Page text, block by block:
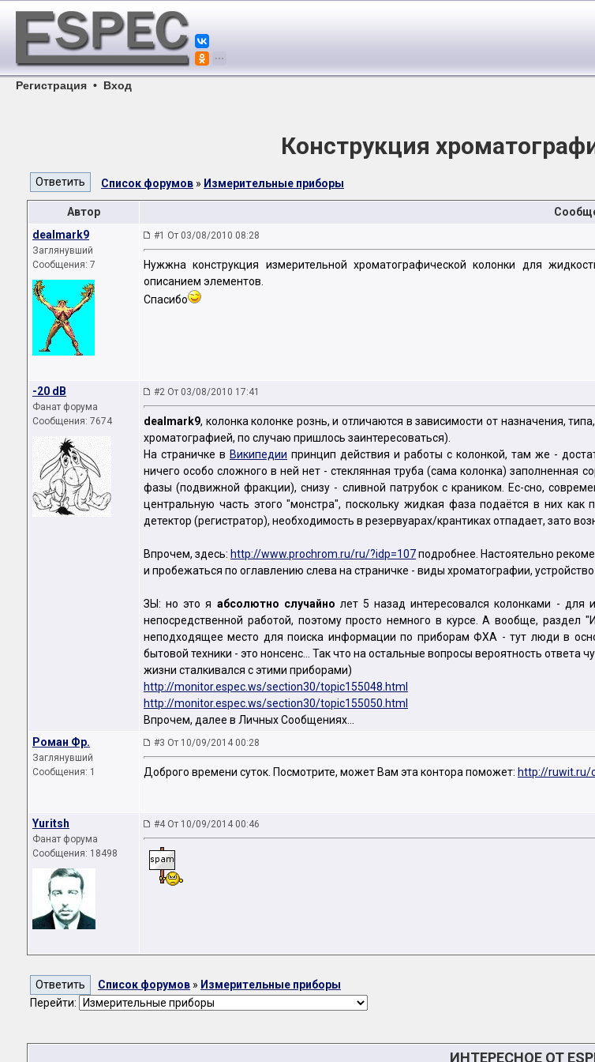
Регистрация • Вход
Конструкция
Список форумов » Измерительные приборы
Автор
dealmark9
Заглянувший
Сообщения: 7
#1 От 03/08/2010 08:28
Нужжна конструкция измерительной хроматографической колонки для
описанием элементов.
Спасибо
-20 dB
Фанат форума
Сообщения: 7674
#2 От 03/08/2010 17:41
dealmark9, колонка колонке рознь, и отличаются в зависимости от назначения,
хроматографией, по случаю пришлось заинтересоваться).
На страничке в Википедии принцип действия и работы с колонкой, там же -
ничего особо сложного в ней нет - стеклянная труба (сама колонка) заполненная
фазы (подвижной фракции), снизу - сливной патрубок с краником. Ес-сно,
центральную часть этого "монстра", поскольку жидкая фаза подаётся в них
детектор (регистратор), необходимость в резервуарах/крантиках отпадает, зато
Впрочем, здесь: http://www.prochrom.ru/ru/?idp=107подробнее. Настоятельно
и пробежаться по оглавлению слева на страничке - виды хроматографии,
ЗЫ: но это я абсолютно случайно лет 5 назад интересовался колонками - для
непосредственной работой, поэтому просто немного в курсе. А вообще, раздел
неподходящее место для поиска информации по приборам ФХА - тут люди в
бытовой техники - это нонсенс... Так что на остальные вопросы вероятность
жизни сталкивался с этими приборами)
http://monitor.espec.ws/section30/topic155048.html
http://monitor.espec.ws/section30/topic155050.html
Впрочем, далее в Личных Сообщениях...
Роман Фр.
Заглянувший
Сообщения: 1
#3 От 10/09/2014 00:28
Доброго времени суток. Посмотрите, может Вам эта контора поможет: http://ruwit.ru/
Yuritsh
Фанат форума
Сообщения: 18498
#4 От 10/09/2014 00:46
Список форумов » Измерительные приборы
Перейти:
ИНТЕРЕСНОЕ ОТ